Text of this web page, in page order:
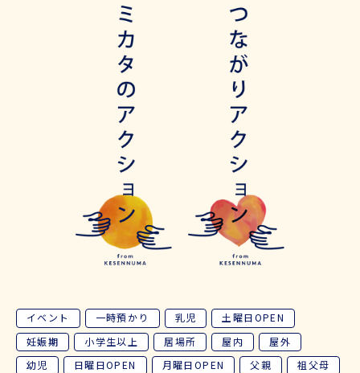
イベント 一時預かり 乳児
土曜日OPEN
妊娠期
小学生以上 居場所 屋内
屋外
幼児
日曜日OPEN 月曜日OPEN 父親
祖父母